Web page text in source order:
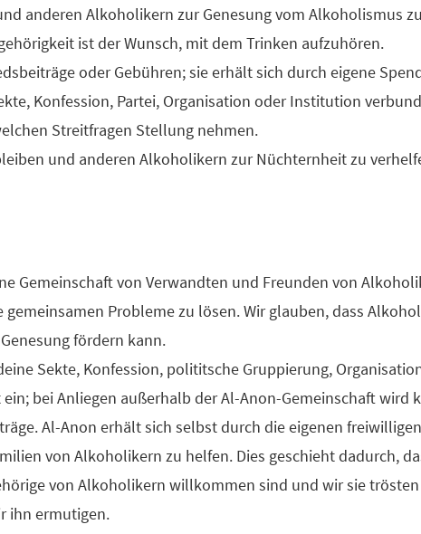
anderen Alkoholikern zur Genesung vom Alkoholismus
ist der Wunsch, mit dem Trinken aufzuhören.
oder Gebühren; sie erhält sich durch eigene
Konfession, Partei, Organisation oder Institution
Streitfragen Stellung nehmen.
und anderen Alkoholikern zur Nüchternheit zu
Gemeinschaft von Verwandten und Freunden von
Probleme zu lösen. Wir glauben, dass
fördern kann.
Sekte, Konfession, polititsche Gruppierung,
bei Anliegen außerhalb der Al-Anon-Gemeinschaft
Al-Anon erhält sich selbst durch die eigenen
von Alkoholikern zu helfen. Dies geschieht dadurch,
von Alkoholikern willkommen sind und wir sie
ihn ermutigen.